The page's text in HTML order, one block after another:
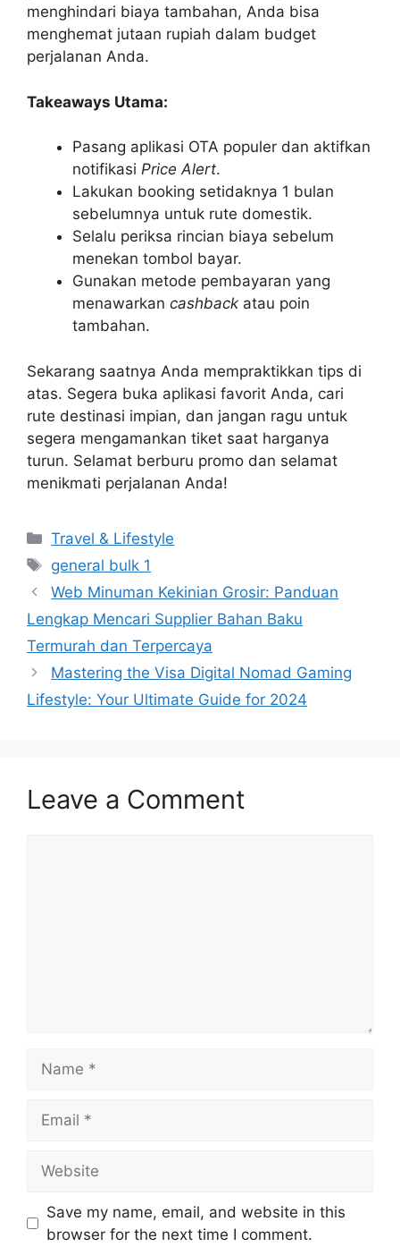
menghindari biaya tambahan, Anda bisa
menghemat jutaan rupiah dalam budget
perjalanan Anda.
Takeaways Utama:
Pasang aplikasi OTA populer dan aktifkan
notifikasi Price Alert.
Lakukan booking setidaknya 1 bulan
sebelumnya untuk rute domestik.
Selalu periksa rincian biaya sebelum
menekan tombol bayar.
Gunakan metode pembayaran yang
menawarkan cashback atau poin
tambahan.
Sekarang saatnya Anda mempraktikkan tips di
atas. Segera buka aplikasi favorit Anda, cari
rute destinasi impian, dan jangan ragu untuk
segera mengamankan tiket saat harganya
turun. Selamat berburu promo dan selamat
menikmati perjalanan Anda!
Categories
Travel & Lifestyle
Tags
general bulk 1
Web Minuman Kekinian Grosir: Panduan
Lengkap Mencari Supplier Bahan Baku
Termurah dan Terpercaya
Mastering the Visa Digital Nomad Gaming
Lifestyle: Your Ultimate Guide for 2024
Leave a Comment
Save my name, email, and website in this
browser for the next time I comment.